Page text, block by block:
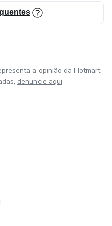
a opinião da Hotmart.
denuncie aqui